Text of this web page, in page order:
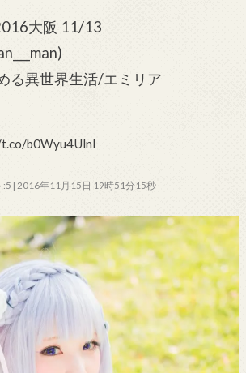
大阪 11/13
る異世界生活/エミリア
b0Wyu4UlnI
:5 | 2016年11月15日 19時51分15秒